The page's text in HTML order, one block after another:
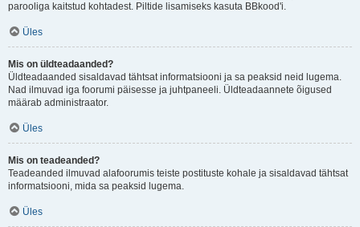
parooliga kaitstud kohtadest. Piltide lisamiseks kasuta BBkood'i.
Üles
Mis on üldteadaanded?
Üldteadaanded sisaldavad tähtsat informatsiooni ja sa peaksid neid lugema.
Nad ilmuvad iga foorumi päisesse ja juhtpaneeli. Üldteadaannete õigused
määrab administraator.
Üles
Mis on teadeanded?
Teadeanded ilmuvad alafoorumis teiste postituste kohale ja sisaldavad tähtsat
informatsiooni, mida sa peaksid lugema.
Üles